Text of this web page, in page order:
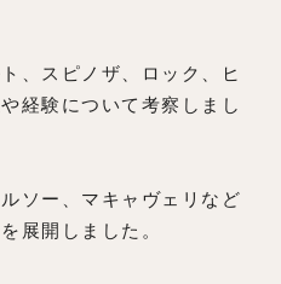
、スピノザ、ロック、ヒ
経験について考察しまし
ソー、マキャヴェリなど
展開しました。